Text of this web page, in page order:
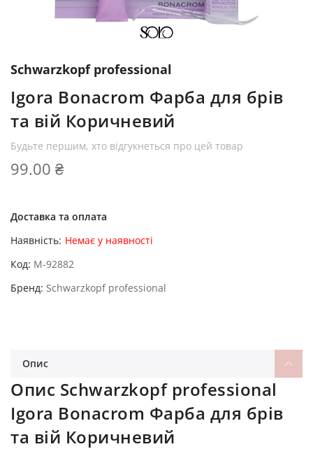
Schwarzkopf professional
Igora Bonacrom Фарба для брів
та вій Коричневий
Будьте першим, хто відгукнеться про цей товар
99.00 ₴
Доставка та оплата
Наявність: Немає у наявності
Код M-92882
Бренд Schwarzkopf professional
Опис
Опис Schwarzkopf professional
Igora Bonacrom Фарба для брів
та вій Коричневий